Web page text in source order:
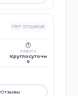
Нет отзывов
🕐
РАБОТА
Круглосуточн
о
Отзывы